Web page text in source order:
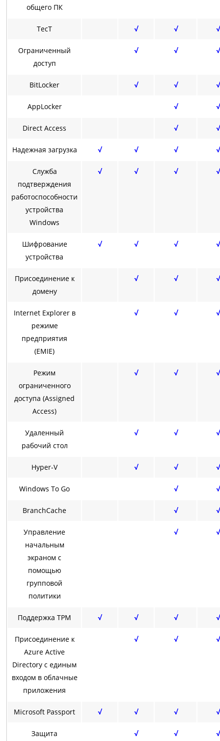
общего ПК
ТесТ √ √ √
Ограниченный
доступ
√ √ √
BitLocker √ √ √
AppLocker √ √
Direct Access √ √
Надежная загрузка √ √ √ √
Служба
подтверждения
работоспособности
устройства
Windows
√ √ √ √
Шифрование
устройства
√ √ √ √
Присоединение к
домену
√ √ √
Internet Explorer в
режиме
предприятия
(EMIE)
√ √ √
Режим
ограниченного
доступа (Assigned
Access)
√ √ √
Удаленный
рабочий стол
√ √ √
Hyper-V √ √ √
Windows To Go √ √
BranchCache √ √
Управление
начальным
экраном с
помощью
групповой
политики
√ √
Поддержка TPM √ √ √ √
Присоединение к
Azure Active
Directory с единым
входом в облачные
приложения
√ √ √
Microsoft Passport √ √ √ √
Защита
√ √ √